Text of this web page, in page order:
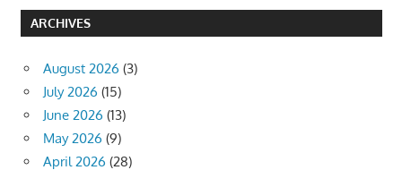
ARCHIVES
August 2026 (3)
July 2026 (15)
June 2026 (13)
May 2026 (9)
April 2026 (28)